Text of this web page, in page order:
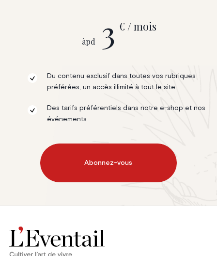
àpd 3 € / mois
Du contenu exclusif dans toutes vos rubriques
préférées, un accès illimité à tout le site
Des tarifs préférentiels dans notre e-shop et nos
événements
Abonnez-vous